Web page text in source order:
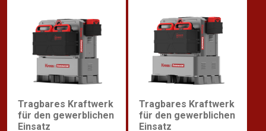
Tragbares Kraftwerk
für den gewerblichen
Einsatz
Tragbares Kraftwerk
für den gewerblichen
Einsatz